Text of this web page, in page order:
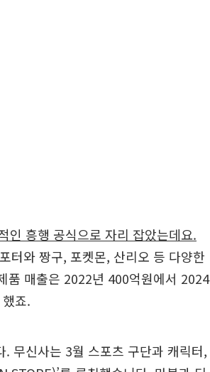
인 흥행 공식으로 자리 잡았는데요.
터와 짱구, 포켓몬, 산리오 등 다양한
품 매출은 2022년 400억원에서 2024
죠.
무신사는 3월 스포츠 구단과 캐릭터,